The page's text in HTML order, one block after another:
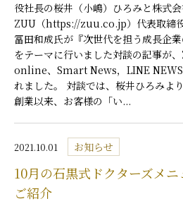
役社長の桜井（小嶋）ひろみと株式
ZUU（https://zuu.co.jp）代表取締
冨田和成氏が『次世代を担う成長企業
をテーマに行いました対談の記事が
online、Smart News，LINE NEWS
れました。 対談では、桜井ひろみよ
創業以来、お客様の「い...
2021.10.01 お知らせ
10月の石黒式ドクターズメニ
ご紹介